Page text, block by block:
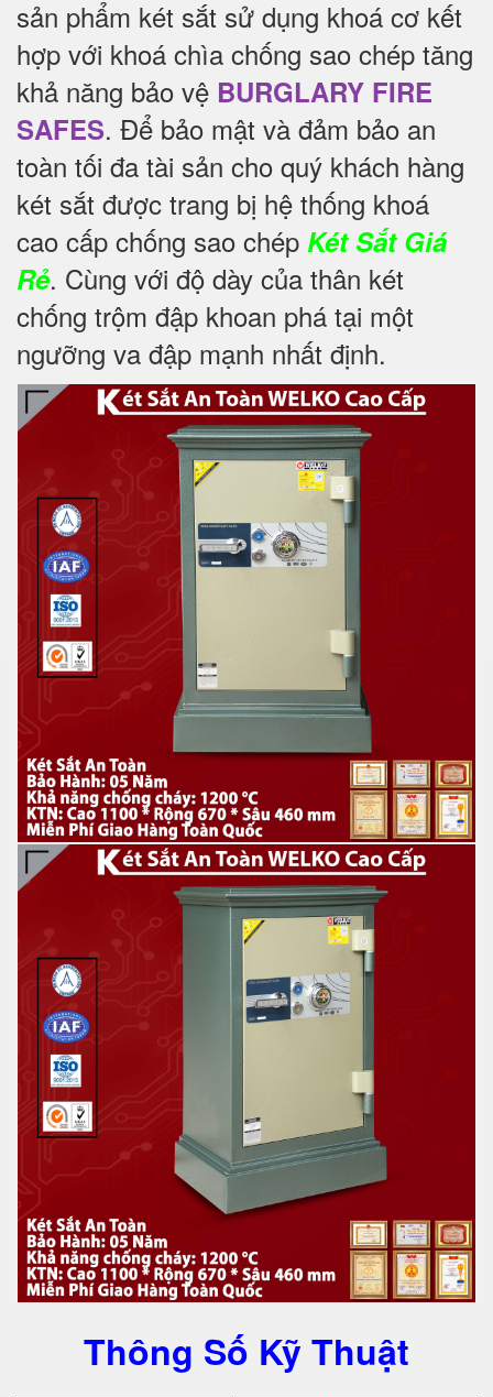
sản phẩm két sắt sử dụng khoá cơ kết
hợp với khoá chìa chống sao chép tăng
khả năng bảo vệ BURGLARY FIRE
SAFES. Để bảo mật và đảm bảo an
toàn tối đa tài sản cho quý khách hàng
két sắt được trang bị hệ thống khoá
cao cấp chống sao chép Két Sắt Giá
Rẻ. Cùng với độ dày của thân két
chống trộm đập khoan phá tại một
ngưỡng va đập mạnh nhất định.
Thông Số Kỹ Thuật